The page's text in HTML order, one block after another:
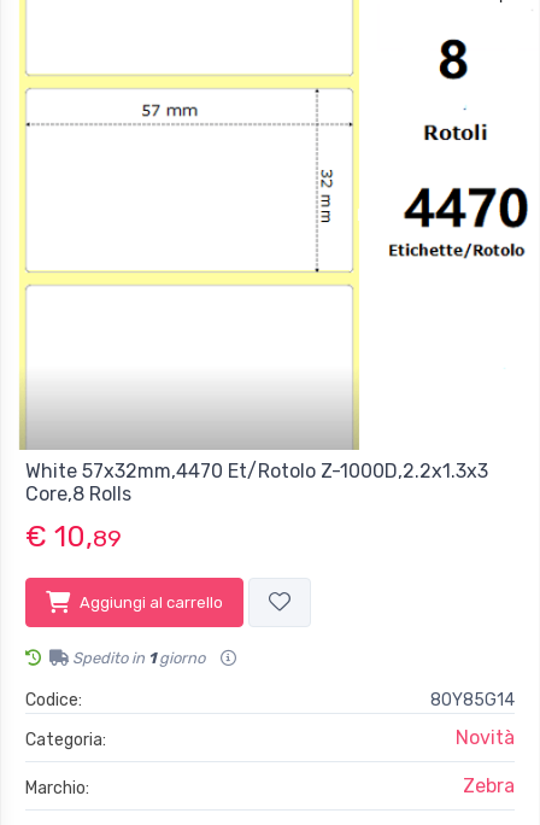
White 57x32mm,4470 Et/Rotolo Z-1000D,2.2x1.3x3
Core,8 Rolls
€ 10,89
Aggiungi al carrello
Spedito in 1giorno
Codice:
8OY85G14
Categoria:
Novità
Marchio: Zebra